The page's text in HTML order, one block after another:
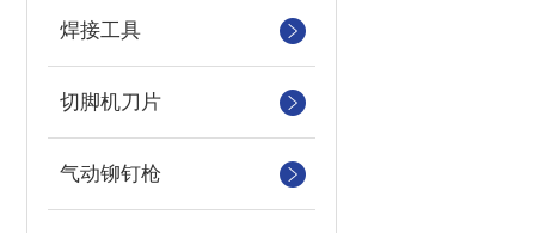
焊接工具
切脚机刀片
气动铆钉枪